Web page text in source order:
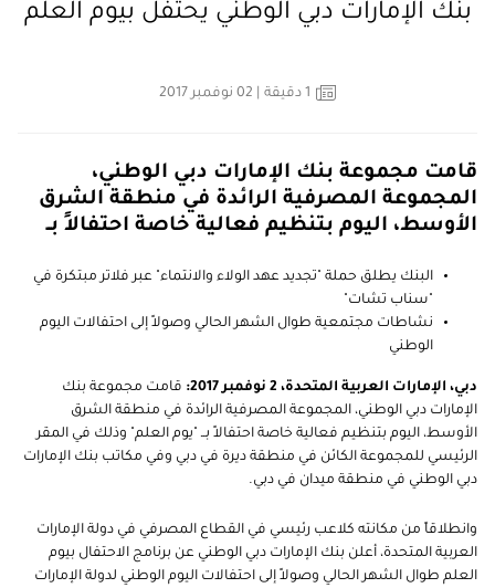
بنك الإمارات دبي الوطني يحتفل بيوم العلم
1 دقيقة
قامت مجموعة بنك الإمارات دبي الوطني،
المجموعة المصرفية الرائدة في منطقة الشرق
الأوسط، اليوم بتنظيم فعالية خاصة احتفالاً بــ
البنك يطلق حملة "تجديد عهد الولاء والانتماء" عبر فلاتر مبتكرة في
"سناب تشات"
نشاطات مجتمعية طوال الشهر الحالي وصولاً إلى احتفالات اليوم
الوطني
دبي، الإمارات العربية المتحدة، 2 نوفمبر 2017:
قامت مجموعة بنك
الإمارات دبي الوطني، المجموعة المصرفية الرائدة في منطقة الشرق
الأوسط، اليوم بتنظيم فعالية خاصة احتفالاً بــ "يوم العلم" وذلك في المقر
الرئيسي للمجموعة الكائن في منطقة ديرة في دبي وفي مكاتب بنك الإمارات
دبي الوطني في منطقة ميدان في دبي.
وانطلاقاً من مكانته كلاعب رئيسي في القطاع المصرفي في دولة الإمارات
العربية المتحدة، أعلن بنك الإمارات دبي الوطني عن برنامج الاحتفال بيوم
العلم طوال الشهر الحالي وصولاً إلى احتفالات اليوم الوطني لدولة الإمارات